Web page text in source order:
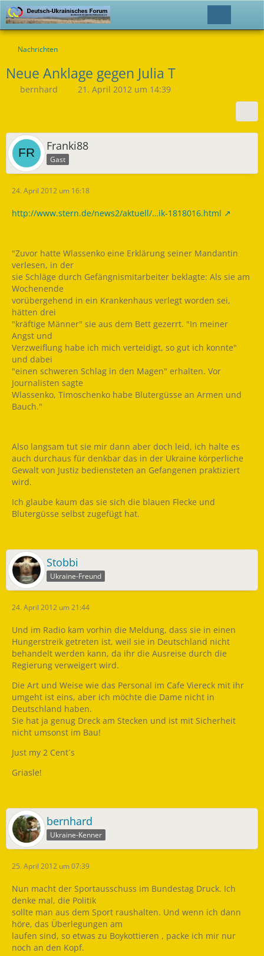
Nachrichten
Neue Anklage gegen Julia T
bernhard 21. April 2012 um 14:39
Franki88
Gast
24. April 2012 um 16:18
http://www.stern.de/news2/aktuell/…ik-1818016.html
"Zuvor hatte Wlassenko eine Erklärung seiner Mandantin
verlesen, in der
sie Schläge durch Gefängnismitarbeiter beklagte: Als sie am
Wochenende
vorübergehend in ein Krankenhaus verlegt worden sei,
hätten drei
"kräftige Männer" sie aus dem Bett gezerrt. "In meiner
Angst und
Verzweiflung habe ich mich verteidigt, so gut ich konnte"
und dabei
"einen schweren Schlag in den Magen" erhalten. Vor
Journalisten sagte
Wlassenko, Timoschenko habe Blutergüsse an Armen und
Bauch."
Also langsam tut sie mir dann aber doch leid, ich halte es
auch durchaus für denkbar das in der Ukraine körperliche
Gewalt von Justiz bediensteten an Gefangenen praktiziert
wird.
Ich glaube kaum das sie sich die blauen Flecke und
Blutergüsse selbst zugefügt hat.
Stobbi
Ukraine-Freund
24. April 2012 um 21:44
Und im Radio kam vorhin die Meldung, dass sie in einen
Hungerstreik getreten ist, weil sie in Deutschland nicht
behandelt werden kann, da ihr die Ausreise durch die
Regierung verweigert wird.
Die Art und Weise wie das Personal im Cafe Viereck mit ihr
umgeht ist eins, aber ich möchte die Dame nicht in
Deutschland haben.
Sie hat ja genug Dreck am Stecken und ist mit Sicherheit
nicht umsonst im Bau!
Just my 2 Cent´s
Griasle!
bernhard
Ukraine-Kenner
25. April 2012 um 07:39
Nun macht der Sportausschuss im Bundestag Druck. Ich
denke mal, die Politik
sollte man aus dem Sport raushalten. Und wenn ich dann
höre, das Überlegungen am
laufen sind, so etwas zu Boykottieren , packe ich mir nur
noch an den Kopf.